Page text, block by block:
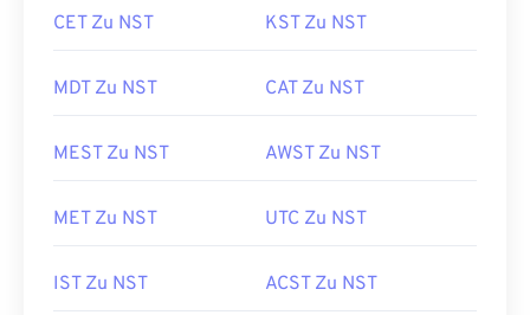
CET Zu NST KST Zu NST
MDT Zu NST CAT Zu NST
MEST Zu NST AWST Zu NST
MET Zu NST UTC Zu NST
IST Zu NST ACST Zu NST